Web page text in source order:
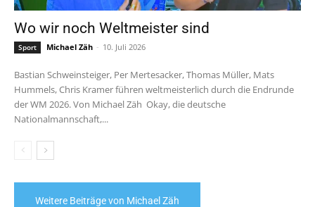
Wo wir noch Weltmeister sind
Sport Michael Zäh - 10. Juli 2026
Bastian Schweinsteiger, Per Mertesacker, Thomas Müller, Mats
Hummels, Chris Kramer führen weltmeisterlich durch die Endrunde
der WM 2026. Von Michael Zäh Okay, die deutsche
Nationalmannschaft,...
Weitere Beiträge von Michael Zäh